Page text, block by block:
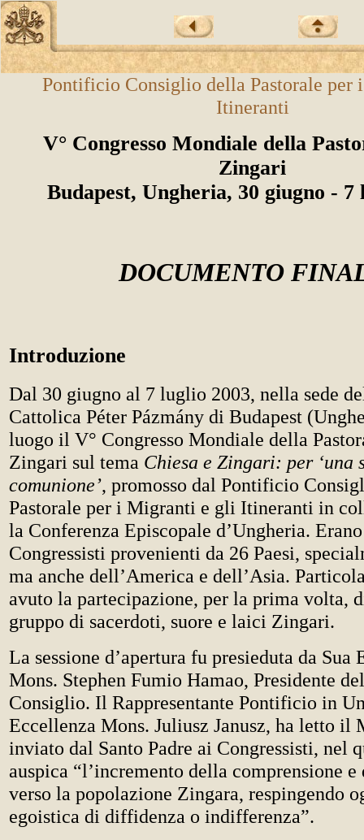
Pontificio Consiglio della Pastorale
Itineranti
V° Congresso Mondiale della
Zingari
Budapest, Ungheria, 30 giugno - 7
DOCUMENTO
Introduzione
Dal 30 giugno al 7 luglio 2003, nella sede
Cattolica Péter Pázmány di Budapest
luogo il V° Congresso Mondiale della
Zingari sul tema Chiesa e Zingari: per
comunione’, promosso dal Pontificio
Pastorale per i Migranti e gli Itineranti in
la Conferenza Episcopale d’Ungheria.
Congressisti provenienti da 26 Paesi,
ma anche dell’America e dell’Asia.
avuto la partecipazione, per la prima volta,
gruppo di sacerdoti, suore e laici Zingari.
La sessione d’apertura fu presieduta da Sua
Mons. Stephen Fumio Hamao, Presidente
Consiglio. Il Rappresentante Pontificio in
Eccellenza Mons. Juliusz Janusz, ha letto il
inviato dal Santo Padre ai Congressisti, nel
auspica “l’incremento della comprensione
verso la popolazione Zingara, respingendo
egoistica di diffidenza o indifferenza”.